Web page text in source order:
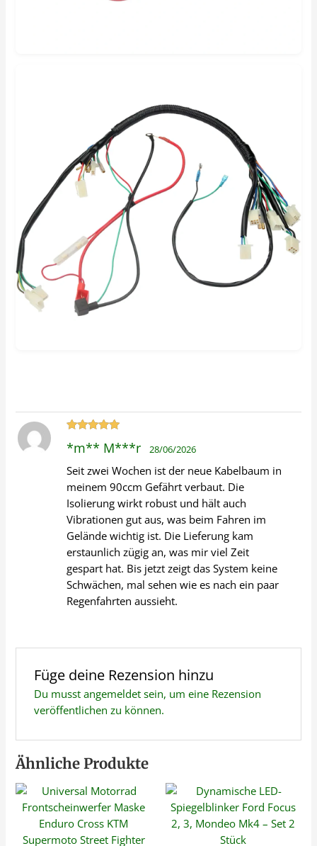
mit5von 5
*m** M***r 28/06/2026
Seit zwei Wochen ist der neue Kabelbaum in
meinem 90ccm Gefährt verbaut. Die
Isolierung wirkt robust und hält auch
Vibrationen gut aus, was beim Fahren im
Gelände wichtig ist. Die Lieferung kam
erstaunlich zügig an, was mir viel Zeit
gespart hat. Bis jetzt zeigt das System keine
Schwächen, mal sehen wie es nach ein paar
Regenfahrten aussieht.
Füge deine Rezension hinzu
Du musst angemeldetsein, um eine Rezension
veröffentlichen zu können.
Ähnliche Produkte